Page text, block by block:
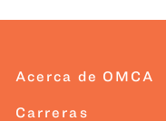
Acerca de OMCA
Carreras